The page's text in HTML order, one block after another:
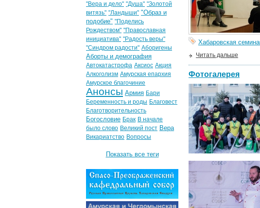
Хабаровская
Читать дальше
Фотогалерея
"Вера и дело" "Душа" "Золотой
витязь" "Ландыши" "Образ и
подобие" "Поделись
Рождеством" "Православная
инициатива" "Радость веры"
"Синдром радости" Аборигены
Аборты и демография
Автокатастрофа Аксиос Акция
Алкоголизм Амурская епархия
Амурское благочиние
Анонсы Армия Бари
Беременность и роды Благовест
Благотворительность
Богословие Брак В начале
было слово Великий пост Вера
Викариатство Вопросы
Показать все теги